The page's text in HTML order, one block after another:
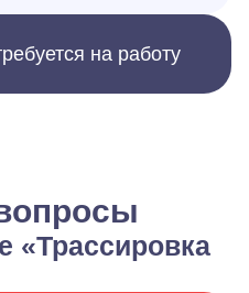
на работу
«Трассировка